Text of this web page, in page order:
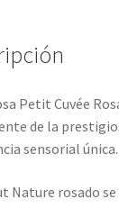
Petit Cuvée
de la
sensorial única.
Nature rosado